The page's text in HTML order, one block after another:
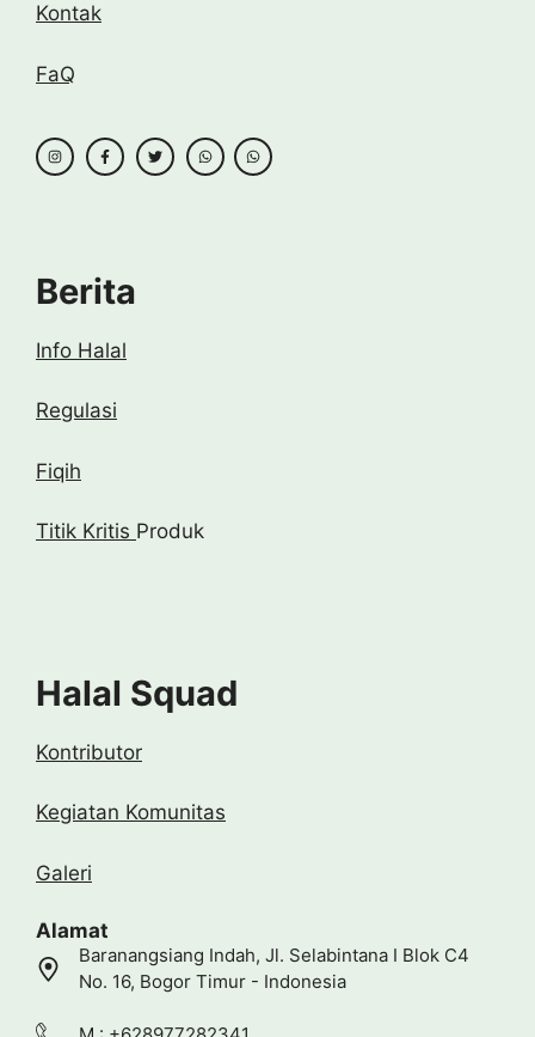
Kontak
FaQ
Berita
Info Halal
Regulasi
Fiqih
Titik Kritis Produk
Halal Squad
Kontributor
Kegiatan Komunitas
Galeri
Alamat
Baranangsiang Indah, Jl. Selabintana I Blok C4
No. 16, Bogor Timur - Indonesia